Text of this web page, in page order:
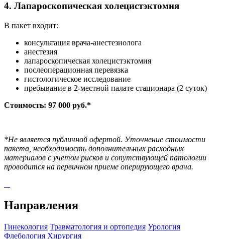
4. Лапароскопическая холецистэктомия
В пакет входит:
консультация врача-анестезиолога
анестезия
лапароскопическая холецистэктомия
послеоперационная перевязка
гистологическое исследование
пребывание в 2-местной палате стационара (2 суток)
Стоимость: 97 000 руб.*
*Не является публичной офертой. Уточнение стоимости
пакета, необходимость дополнительных расходных
материалов с учетом рисков и сопутствующей патологии
проводится на первичном приеме оперирующего врача.
Направления
Гинекология Травматология и ортопедия Урология
Флебология Хирургия